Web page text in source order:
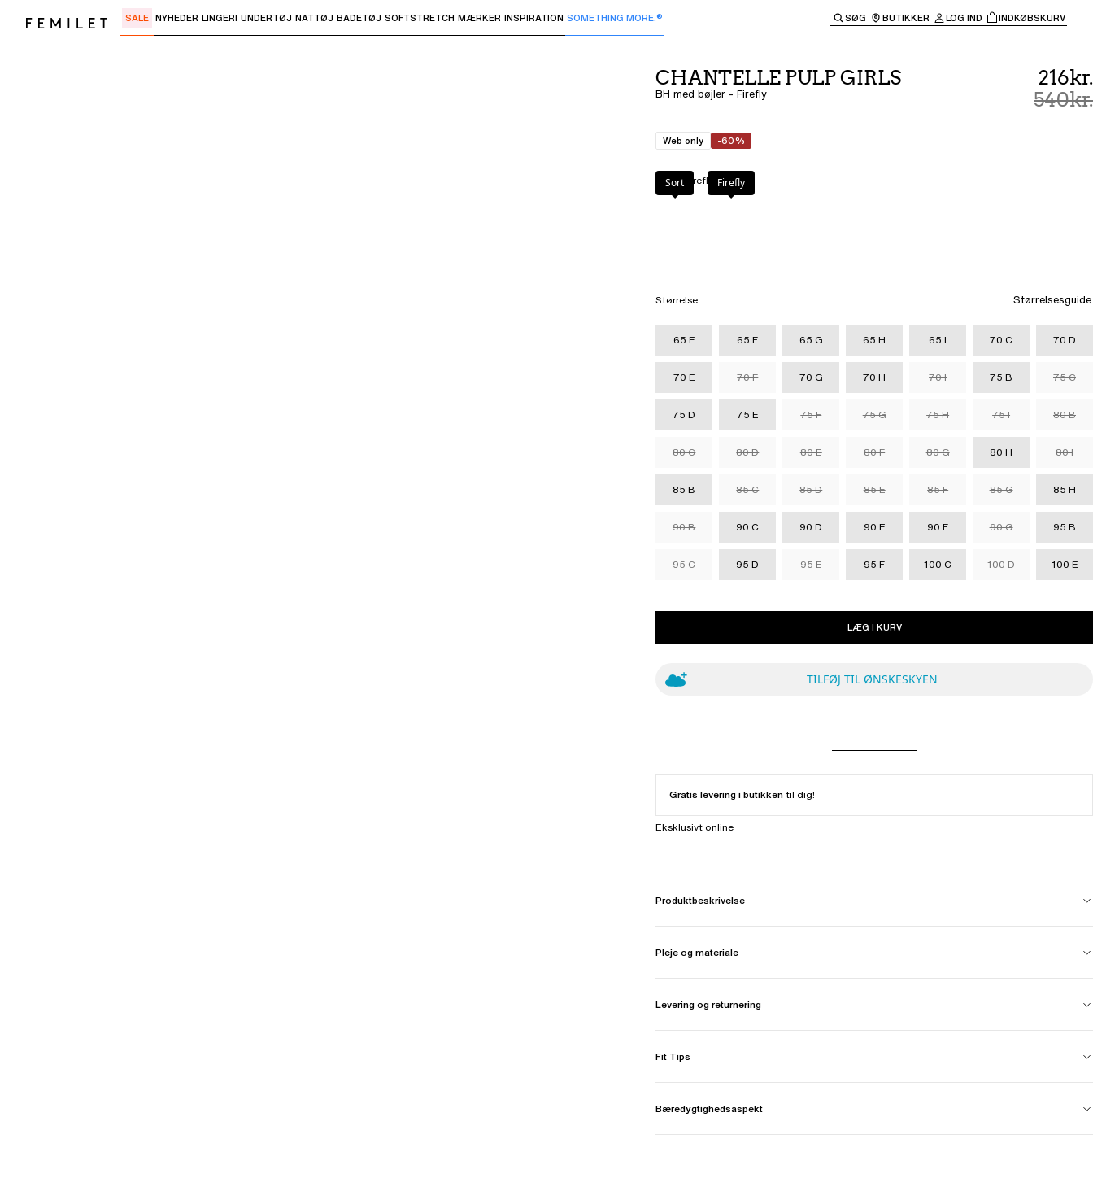
Brug "Pil ned" eller "Enter" til at åbne undermenuer og "Pil op" eller "Escape" for at vende tilbage til hovednavigationen.
SALE NYHEDER LINGERI UNDERTØJ NATTØJ BADETØJ SOFTSTRETCH MÆRKER INSPIRATION SOMETHING MORE.® SØG BUTIKKER LOG IND INDKØBSKURV
CHANTELLE PULP GIRLS
BH med bøjler - Firefly
216kr.
540kr.
Web only -60%
Farve: Firefly
Sort Firefly
Størrelse: Størrelsesguide
65 E 65 F 65 G 65 H 65 I 70 C 70 D
70 E 70 F 70 G 70 H 70 I 75 B 75 C
75 D 75 E 75 F 75 G 75 H 75 I 80 B
80 C 80 D 80 E 80 F 80 G 80 H 80 I
85 B 85 C 85 D 85 E 85 F 85 G 85 H
90 B 90 C 90 D 90 E 90 F 90 G 95 B
95 C 95 D 95 E 95 F 100 C 100 D 100 E
LÆG I KURV
TILFØJ TIL ØNSKESKYEN
Gratis levering i butikken til dig!
Eksklusivt online
Produktbeskrivelse
Pleje og materiale
Levering og returnering
Fit Tips
Bæredygtighedsaspekt